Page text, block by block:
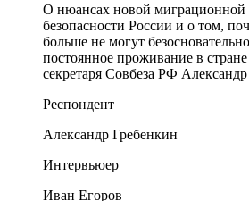
О нюансах новой миграционной
безопасности России и о том,
больше не могут
постоянное проживание в стране
секретаря Совбеза РФ
Респондент
Александр Гребенкин
Интервьюер
Иван Егоров